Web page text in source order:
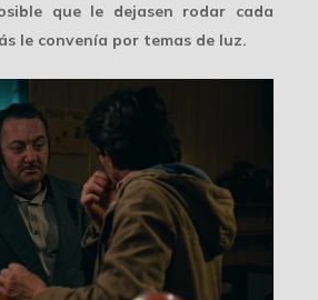
que le dejasen rodar cada
le convenía por temas de luz.